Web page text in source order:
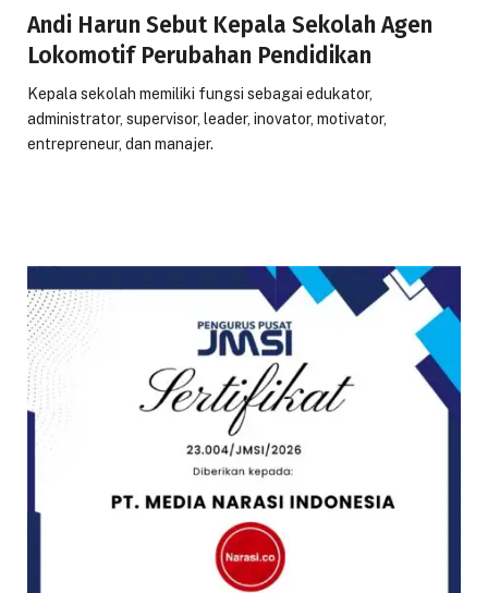
Andi Harun Sebut Kepala Sekolah Agen
Lokomotif Perubahan Pendidikan
Kepala sekolah memiliki fungsi sebagai edukator,
administrator, supervisor, leader, inovator, motivator,
entrepreneur, dan manajer.